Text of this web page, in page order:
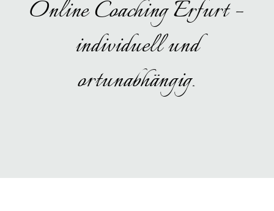
Online Coaching Erfurt –
individuell und
ortunabhängig.